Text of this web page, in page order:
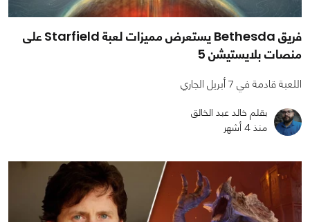
فريق Bethesda يستعرض مميزات لعبة Starfield على
منصات بلايستيشن 5
اللعبة قادمة في 7 أبريل الجاري
بقلم خالد عبد الخالق
منذ 4 أشهر